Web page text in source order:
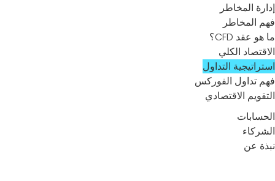
إدارة المخاطر
فهم المخاطر
ما هو عقد CFD؟
الاقتصاد الكلي
استراتيجية التداول
فهم تداول الفوركس
التقويم الاقتصادي
الحسابات
الشركاء
نبذة عن